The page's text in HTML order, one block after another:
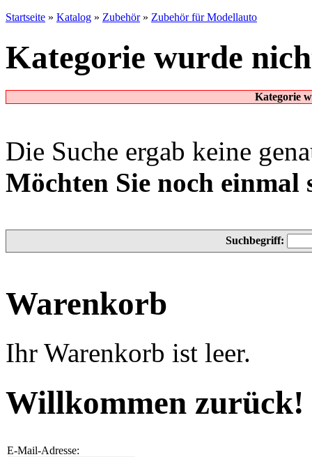
Startseite » Katalog » Zubehör» Zubehör für Modellauto
Kategorie wurde
Kategorie
Die Suche ergab keine
Möchten Sie noch einmal
Suchbegriff:
Warenkorb
Ihr Warenkorb ist leer.
Willkommen zurück!
E-Mail-Adresse: